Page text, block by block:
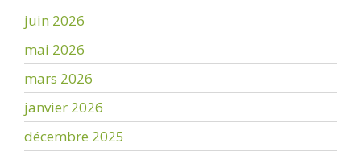
juin 2026
mai 2026
mars 2026
janvier 2026
décembre 2025